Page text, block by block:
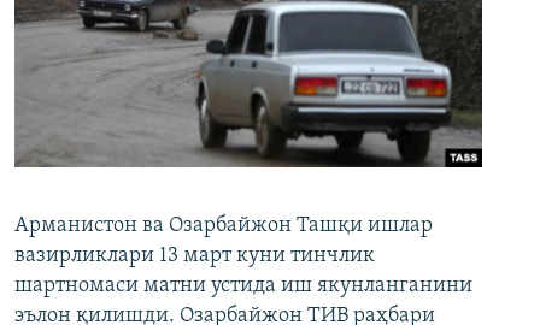
Арманистон ва Озарбайжон Ташқи ишлар
вазирликлари 13 март куни тинчлик
шартномаси матни устида иш якунланганини
эълон қилишди. Озарбайжон ТИВ раҳбари